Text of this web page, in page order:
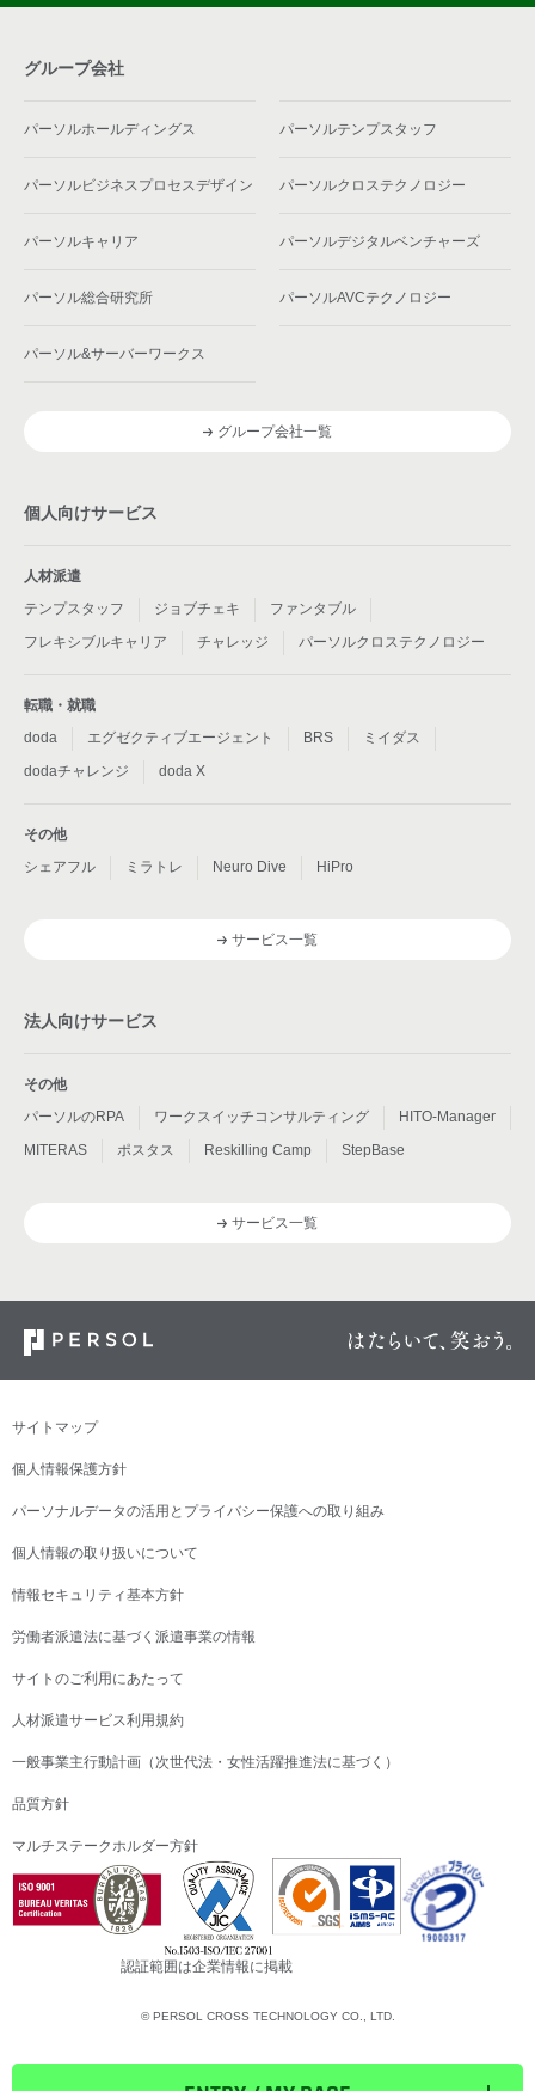
グループ会社
パーソルホールディングス パーソルテンプスタッフ
パーソルビジネスプロセスデザイン パーソルクロステクノロジー
パーソルキャリア パーソルデジタルベンチャーズ
パーソル総合研究所 パーソルAVCテクノロジー
パーソル&サーバーワークス
グループ会社一覧
個人向けサービス
人材派遣
テンプスタッフ
ジョブチェキ
ファンタブル
フレキシブルキャリア
チャレッジ パーソルクロステクノロジー
転職・就職
doda
エグゼクティブエージェント BRS
ミイダス
dodaチャレンジ
doda X
その他
シェアフル
ミラトレ Neuro Dive HiPro
サービス一覧
法人向けサービス
その他
パーソルのRPA
ワークスイッチコンサルティング
HITO-Manager
MITERAS
ポスタス Reskilling Camp StepBase
サービス一覧
サイトマップ
個人情報保護方針
パーソナルデータの活用とプライバシー保護への取り組み
個人情報の取り扱いについて
情報セキュリティ基本方針
労働者派遣法に基づく派遣事業の情報
サイトのご利用にあたって
人材派遣サービス利用規約
一般事業主行動計画（次世代法・女性活躍推進法に基づく）
品質方針
マルチステークホルダー方針
認証範囲は企業情報に掲載
© PERSOL CROSS TECHNOLOGY CO., LTD.